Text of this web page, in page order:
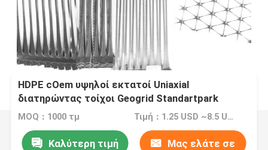
HDPE cOem υψηλοί εκτατοί Uniaxial
διατηρώντας τοίχοι Geogrid Standartpark
MOQ：1000 τμ Τιμή：1.25 USD ~8.5 USD per sqm
Καλύτερη τιμή Μας ελάτε σε